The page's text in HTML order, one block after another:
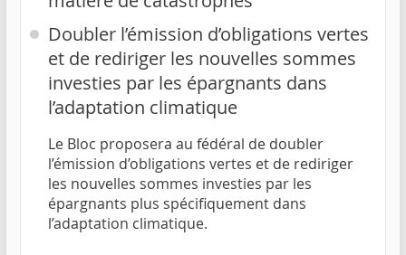
Doubler l’émission d’obligations vertes
et de rediriger les nouvelles sommes
investies par les épargnants dans
l’adaptation climatique
Le Bloc proposera au fédéral de doubler
l’émission d’obligations vertes et de rediriger
les nouvelles sommes investies par les
épargnants plus spécifiquement dans
l’adaptation climatique.